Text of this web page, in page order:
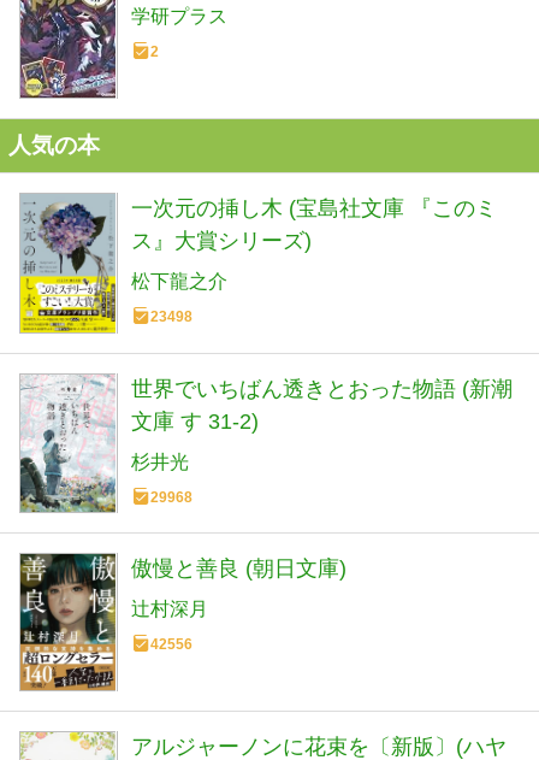
学研プラス
2
人気の本
一次元の挿し木 (宝島社文庫 『このミ
ス』大賞シリーズ)
松下龍之介
23498
世界でいちばん透きとおった物語 (新潮
文庫 す 31-2)
杉井光
29968
傲慢と善良 (朝日文庫)
辻村深月
42556
アルジャーノンに花束を〔新版〕(ハヤ